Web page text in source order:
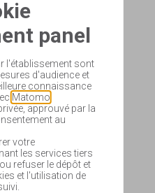
panel
l'établissement sont
d'audience et
connaissance
Matomo
approuvé par la
au
votre
les services tiers
refuser le dépôt et
et l'utilisation de